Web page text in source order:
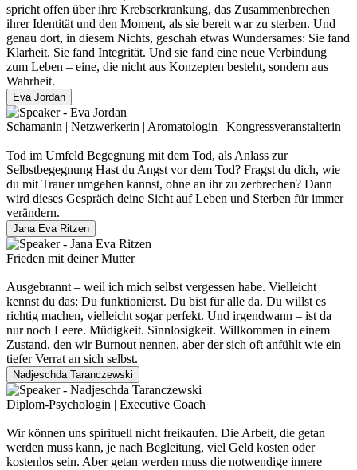
spricht offen über ihre Krebserkrankung, das Zusammenbrechen
ihrer Identität und den Moment, als sie bereit war zu sterben. Und
genau dort, in diesem Nichts, geschah etwas Wundersames: Sie fand
Klarheit. Sie fand Integrität. Und sie fand eine neue Verbindung
zum Leben – eine, die nicht aus Konzepten besteht, sondern aus
Wahrheit.
Eva Jordan
Schamanin | Netzwerkerin | Aromatologin | Kongressveranstalterin
Tod im Umfeld Begegnung mit dem Tod, als Anlass zur
Selbstbegegnung Hast du Angst vor dem Tod? Fragst du dich, wie
du mit Trauer umgehen kannst, ohne an ihr zu zerbrechen? Dann
wird dieses Gespräch deine Sicht auf Leben und Sterben für immer
verändern.
Jana Eva Ritzen
Frieden mit deiner Mutter
Ausgebrannt – weil ich mich selbst vergessen habe. Vielleicht
kennst du das: Du funktionierst. Du bist für alle da. Du willst es
richtig machen, vielleicht sogar perfekt. Und irgendwann – ist da
nur noch Leere. Müdigkeit. Sinnlosigkeit. Willkommen in einem
Zustand, den wir Burnout nennen, aber der sich oft anfühlt wie ein
tiefer Verrat an sich selbst.
Nadjeschda Taranczewski
Diplom-Psychologin | Executive Coach
Wir können uns spirituell nicht freikaufen. Die Arbeit, die getan
werden muss kann, je nach Begleitung, viel Geld kosten oder
kostenlos sein. Aber getan werden muss die notwendige innere